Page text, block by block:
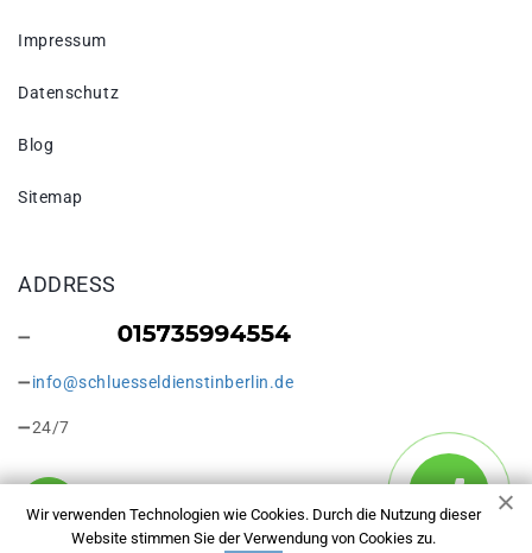
Wir verwenden Technologien wie Cookies. Durch die Nutzung dieser
Website stimmen Sie der Verwendung von Cookies zu.
Impressum
Datenschutz
Blog
Sitemap
ADDRESS
info@schluesseldienstinberlin.de
24/7